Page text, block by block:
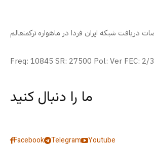
Freq: 10845 SR: 27500 Pol: Ver FEC: 2/3
ما را دنبال کنید
Facebook Telegram
Youtube